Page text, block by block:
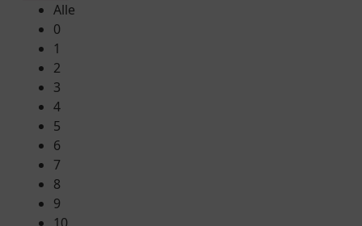
Alle
0
1
2
3
4
5
6
7
8
9